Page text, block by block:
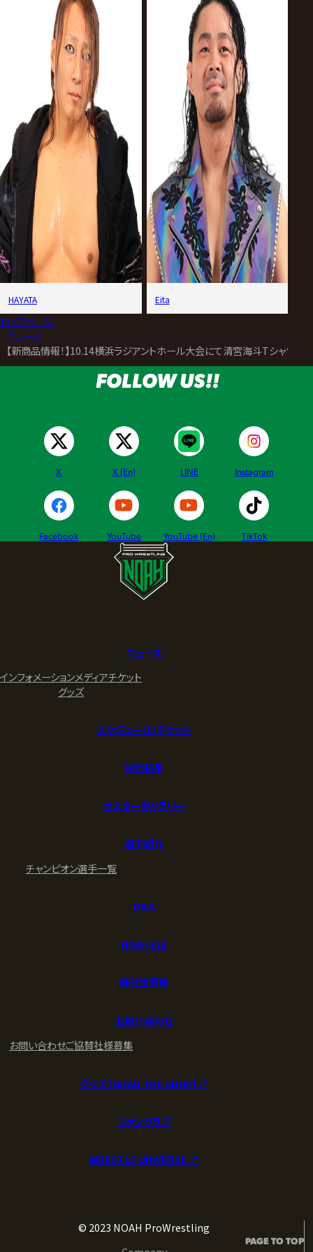
HAYATA Eita
トップページ
ニュース
【新商品情報！】10.14横浜ラジアントホール大会にて清宮海斗Tシャツ
FOLLOW US!!
X X (En) LINE Instagram
Facebook YouTube YouTube (En) TikTok
ニュース
インフォメーションメディアチケット
グッズ
スケジュール/チケット
試合結果
ポスターギャラリー
選手紹介
チャンピオン選手一覧
Q&A
NOAHとは
練習生募集
お問い合わせ
お問い合わせご協賛社様募集
グッズ (NOAH THE SHOP) ↗︎
ファンクラブ
WRESTLE UNIVERSE ↗︎
© 2023 NOAH ProWrestling
PAGE TO TOP